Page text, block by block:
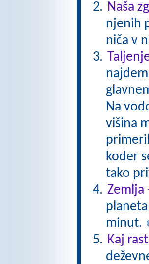
Naša
njenih
niča v
Na
višina
koder
tako
Zemlja
minut.
Kaj